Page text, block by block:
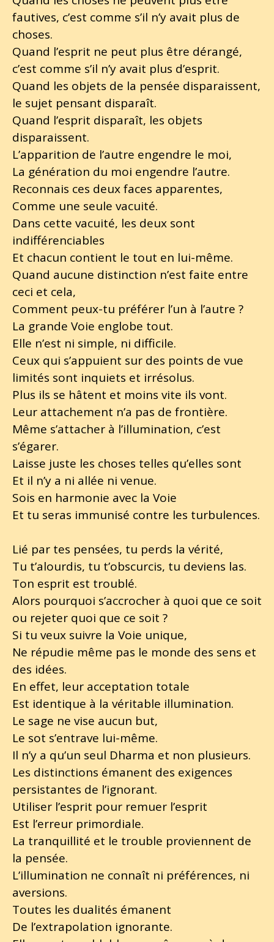
fautives, c’est comme s’il n’y avait plus de
choses.
Quand l’esprit ne peut plus être dérangé,
c’est comme s’il n’y avait plus d’esprit.
Quand les objets de la pensée disparaissent,
le sujet pensant disparaît.
Quand l’esprit disparaît, les objets
disparaissent.
L’apparition de l’autre engendre le moi,
La génération du moi engendre l’autre.
Reconnais ces deux faces apparentes,
Comme une seule vacuité.
Dans cette vacuité, les deux sont
indifférenciables
Et chacun contient le tout en lui-même.
Quand aucune distinction n’est faite entre
ceci et cela,
Comment peux-tu préférer l’un à l’autre ?
La grande Voie englobe tout.
Elle n’est ni simple, ni difficile.
Ceux qui s’appuient sur des points de vue
limités sont inquiets et irrésolus.
Plus ils se hâtent et moins vite ils vont.
Leur attachement n’a pas de frontière.
Même s’attacher à l’illumination, c’est
s’égarer.
Laisse juste les choses telles qu’elles sont
Et il n’y a ni allée ni venue.
Sois en harmonie avec la Voie
Et tu seras immunisé contre les turbulences.
Lié par tes pensées, tu perds la vérité,
Tu t’alourdis, tu t’obscurcis, tu deviens las.
Ton esprit est troublé.
Alors pourquoi s’accrocher à quoi que ce soit
ou rejeter quoi que ce soit ?
Si tu veux suivre la Voie unique,
Ne répudie même pas le monde des sens et
des idées.
En effet, leur acceptation totale
Est identique à la véritable illumination.
Le sage ne vise aucun but,
Le sot s’entrave lui-même.
Il n’y a qu’un seul Dharma et non plusieurs.
Les distinctions émanent des exigences
persistantes de l’ignorant.
Utiliser l’esprit pour remuer l’esprit
Est l’erreur primordiale.
La tranquillité et le trouble proviennent de
la pensée.
L’illumination ne connaît ni préférences, ni
aversions.
Toutes les dualités émanent
De l’extrapolation ignorante.